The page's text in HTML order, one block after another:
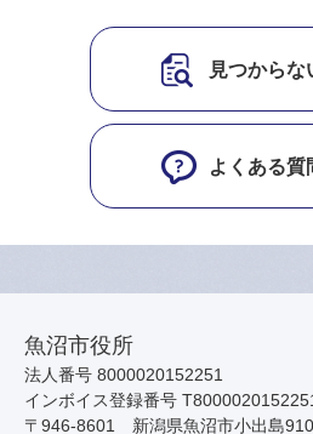
見つからな
よくある質
魚沼市役所
法人番号 8000020152251
インボイス登録番号
〒946-8601 新潟県魚沼市小出島